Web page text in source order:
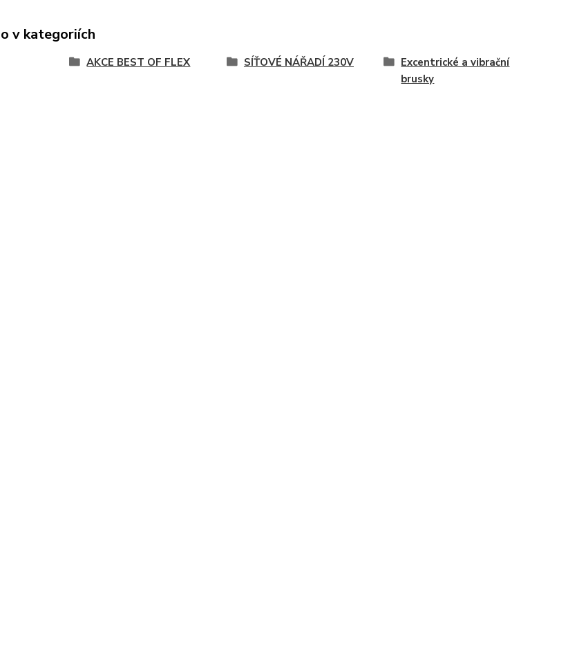
v kategoriích
AKCE BEST OF FLEX SÍŤOVÉ NÁŘADÍ 230V
Excentrické a vibrační
brusky